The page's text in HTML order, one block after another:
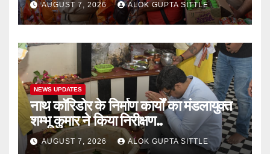
AUGUST 7, 2026 ALOK GUPTA SITTLE
NEWS UPDATES
नाथ कॉरिडोर के निर्माण कार्यों का मंडलायुक्त
शम्भू कुमार ने किया निरीक्षण..
AUGUST 7, 2026 ALOK GUPTA SITTLE